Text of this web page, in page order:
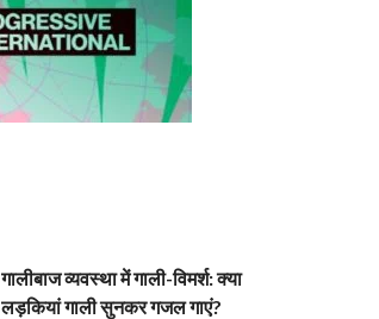
गालीबाज व्‍यवस्‍था में गाली-विमर्श: क्या
लड़कियां गाली सुनकर गजल गाएं?